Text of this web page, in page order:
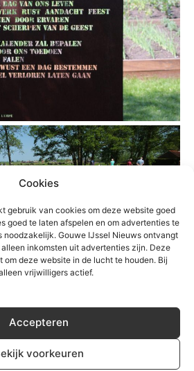
Cookies
gebruik van cookies om deze website goed
goed te laten afspelen en om advertenties te
noodzakelijk. Gouwe IJssel Nieuws ontvangt
inkomsten uit advertenties zijn. Deze
deze website in de lucht te houden. Bij
vrijwilligers actief.
Accepteren
voorkeuren